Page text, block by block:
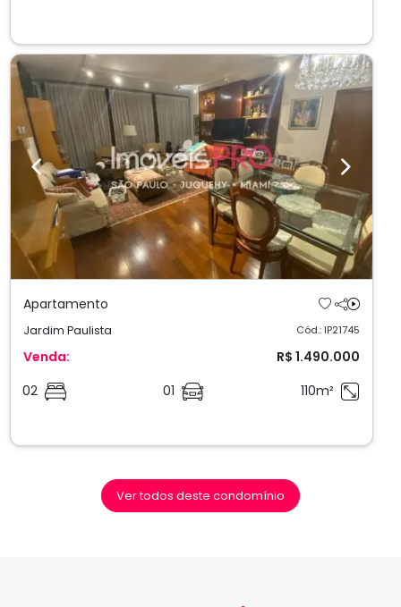
Previous Next
Apartamento
Jardim Paulista Cód.: IP21745
Venda:
R$ 1.490.000
02
01 110m²
Ver todos deste condomínio